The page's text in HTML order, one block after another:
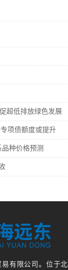
超低排放绿色发展
项债额度或提升
品种价格预测
有限公司。位于